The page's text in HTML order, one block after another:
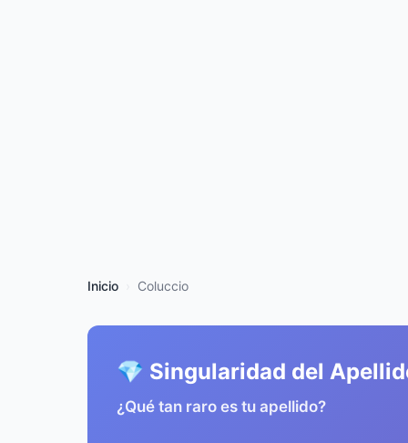
Inicio Coluccio
💎 Singularidad del
¿Qué tan raro es tu apellido?